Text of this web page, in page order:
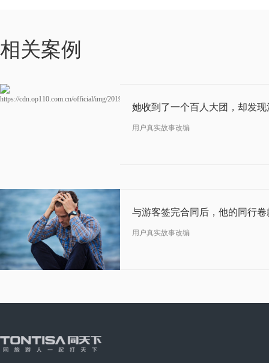
相关案例
07-11
2019
用户真实故事改编
与游客签完合同后，他的同行卷
用户真实故事改编